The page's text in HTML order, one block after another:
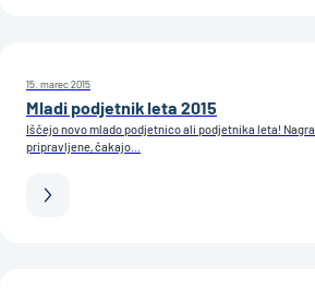
15. marec 2015
Mladi podjetnik leta 2015
Iščejo novo mlado podjetnico ali podjetnika leta!
pripravljene, čakajo...